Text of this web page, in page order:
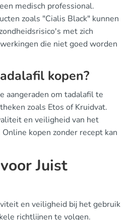
medisch professional.
zoals "Cialis Black" kunnen
met zich
die niet goed worden
kopen?
aangeraden om tadalafil te
zoals Etos of Kruidvat.
en veiligheid van het
kopen zonder recept kan
Juist
en veiligheid bij het gebruik
richtlijnen te volgen.